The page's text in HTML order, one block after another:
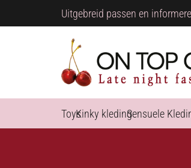
Uitgebreid passen en
ToysKinky kledingSensuele